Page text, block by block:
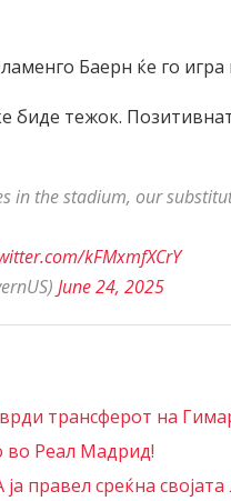
Баерн ќе го
биде тежок.
in the stadium, our
kFMxmfXCrY
June 24, 2025
трансферот на
Реал Мадрид!
правел среќна